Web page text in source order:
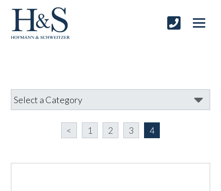
< 1 2 3 4